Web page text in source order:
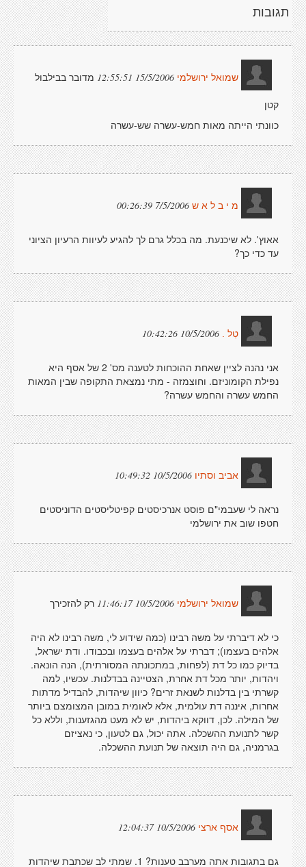
תגובות
שמואל ירושלמי 15/5/2006 12:55:51
מדובר בבילבול
קטן
כוונתי הייתה מאות חמש-עשרה שש-עשרה
מ י ב ל א ש 7/5/2006 00:26:39
אאוץ'. לא שיכנעת. מה בכלל גרם לך להגיע לעיוות הרעיון הציוני
עד כדי כך?
טַל . 10/5/2006 10:42:26
אני נהנה לציין שאחת ההוכחות לטענה מס' 2 של אסף היא
נפילת הקומוניזם. וחוצמזה - מתי נמצאת התקופה שבין המאות
החמש עשרה והחמש עשרה?
אביב וסתיו 10/5/2006 10:49:32
נראה לי שעבמי"ם פוסט אנרכיסטים קפיטליסטים הדוניסטים
חטפו שוב את ירושלמי
שמואל ירושלמי 10/5/2006 11:46:17 רק להזכירך
כי לא דיברתי על משה רבינו (כמה שידוע לי, משה רבינו לא היה
אלהים בעצמו); דברתי על אלהים בעצמו ובכבודו. ודת ישראל,
בדיוק כמו כל דת (לפחות, במתכונתה המסורתית), הנה הונאה.
ויהדות, יותר מכל דת אחרת, הצטיינה בבדלנות. עכשיו, למה
קשרתי בין בדלנות לשנאת זרים? כיוון שיהדות, להבדיל מדתות
אחרות, איננה דת עולמית, אלא לאומית במובן המצומצם ביותר
של המילה. לכן, דווקא ביהדות, יש לא מעט מהגזענות, וללא כל
קשר לתנועת ההשכלה. אתה יכול, גם לטעון, כי נאציזם
בגרמניה, גם היה תוצאה של תנועת ההשכלה.
אסף ארצי 10/5/2006 12:04:37
גם בתגובות אתה מערבב טענות? 1. שמתי לב שכתבת שיהדות